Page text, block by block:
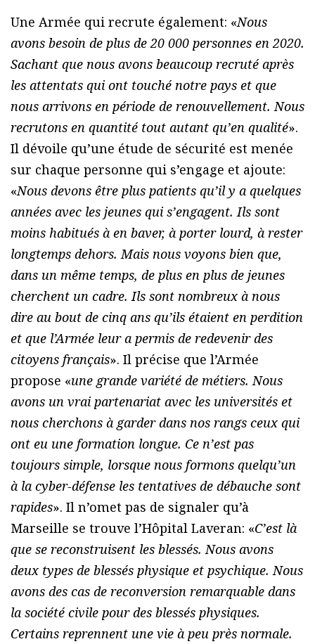
Une Armée qui recrute également: «Nous
avons besoin de plus de 20 000 personnes en 2020.
Sachant que nous avons beaucoup recruté après
les attentats qui ont touché notre pays et que
nous arrivons en période de renouvellement. Nous
recrutons en quantité tout autant qu’en qualité».
Il dévoile qu’une étude de sécurité est menée
sur chaque personne qui s’engage et ajoute:
«Nous devons être plus patients qu’il y a quelques
années avec les jeunes qui s’engagent. Ils sont
moins habitués à en baver, à porter lourd, à rester
longtemps dehors. Mais nous voyons bien que,
dans un même temps, de plus en plus de jeunes
cherchent un cadre. Ils sont nombreux à nous
dire au bout de cinq ans qu’ils étaient en perdition
et que l’Armée leur a permis de redevenir des
citoyens français». Il précise que l’Armée
propose «une grande variété de métiers. Nous
avons un vrai partenariat avec les universités et
nous cherchons à garder dans nos rangs ceux qui
ont eu une formation longue. Ce n’est pas
toujours simple, lorsque nous formons quelqu’un
à la cyber-défense les tentatives de débauche sont
rapides». Il n’omet pas de signaler qu’à
Marseille se trouve l’Hôpital Laveran: «C’est là
que se reconstruisent les blessés. Nous avons
deux types de blessés physique et psychique. Nous
avons des cas de reconversion remarquable dans
la société civile pour des blessés physiques.
Certains reprennent une vie à peu près normale.